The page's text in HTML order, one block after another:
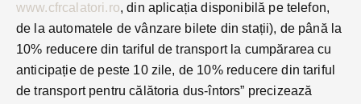
www.cfrcalatori.ro, din aplicația disponibilă pe telefon,
de la automatele de vânzare bilete din stații), de până la
10% reducere din tariful de transport la cumpărarea cu
anticipație de peste 10 zile, de 10% reducere din tariful
de transport pentru călătoria dus-întors” precizează